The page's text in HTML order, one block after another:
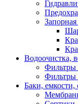
Водоочистка,
Фильтры
Фильтры
Баки, емкости,